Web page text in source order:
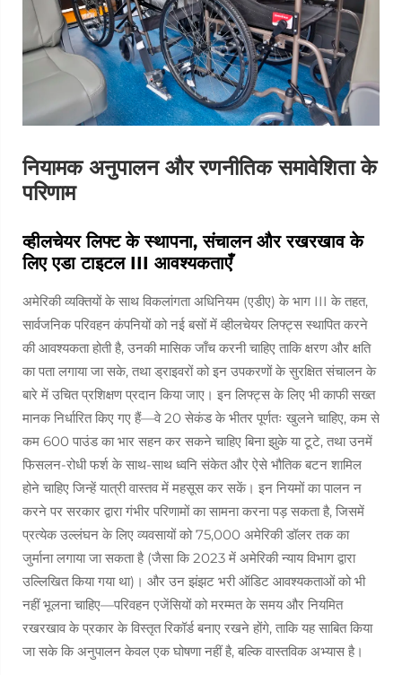
नियामक अनुपालन और रणनीतिक समावेशिता के
परिणाम
व्हीलचेयर लिफ्ट के स्थापना, संचालन और रखरखाव के
लिए एडा टाइटल III आवश्यकताएँ
अमेरिकी व्यक्तियों के साथ विकलांगता अधिनियम (एडीए) के भाग III के तहत,
सार्वजनिक परिवहन कंपनियों को नई बसों में व्हीलचेयर लिफ्ट्स स्थापित करने
की आवश्यकता होती है, उनकी मासिक जाँच करनी चाहिए ताकि क्षरण और क्षति
का पता लगाया जा सके, तथा ड्राइवरों को इन उपकरणों के सुरक्षित संचालन के
बारे में उचित प्रशिक्षण प्रदान किया जाए। इन लिफ्ट्स के लिए भी काफी सख्त
मानक निर्धारित किए गए हैं—वे 20 सेकंड के भीतर पूर्णतः खुलने चाहिए, कम से
कम 600 पाउंड का भार सहन कर सकने चाहिए बिना झुके या टूटे, तथा उनमें
फिसलन-रोधी फर्श के साथ-साथ ध्वनि संकेत और ऐसे भौतिक बटन शामिल
होने चाहिए जिन्हें यात्री वास्तव में महसूस कर सकें। इन नियमों का पालन न
करने पर सरकार द्वारा गंभीर परिणामों का सामना करना पड़ सकता है, जिसमें
प्रत्येक उल्लंघन के लिए व्यवसायों को 75,000 अमेरिकी डॉलर तक का
जुर्माना लगाया जा सकता है (जैसा कि 2023 में अमेरिकी न्याय विभाग द्वारा
उल्लिखित किया गया था)। और उन झंझट भरी ऑडिट आवश्यकताओं को भी
नहीं भूलना चाहिए—परिवहन एजेंसियों को मरम्मत के समय और नियमित
रखरखाव के प्रकार के विस्तृत रिकॉर्ड बनाए रखने होंगे, ताकि यह साबित किया
जा सके कि अनुपालन केवल एक घोषणा नहीं है, बल्कि वास्तविक अभ्यास है।